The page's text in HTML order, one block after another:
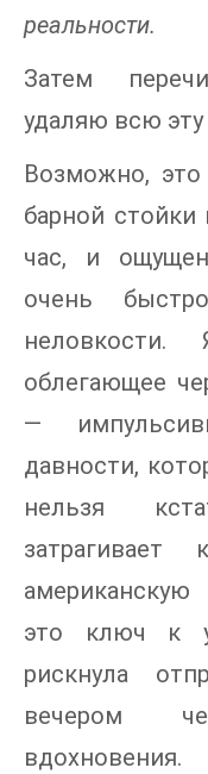
реальности.
Затем
удаляю всю
Возможно,
барной
час, и
очень
облегающее
—
давности,
нельзя
затрагивает
это ключ к
рискнула
вечером
вдохновения.